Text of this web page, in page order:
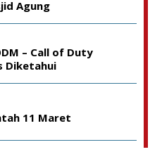
Agung
– Call of Duty
Diketahui
11 Maret